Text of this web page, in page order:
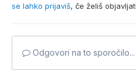
se lahko prijaviš, če želiš
Odgovori na to sporočilo...